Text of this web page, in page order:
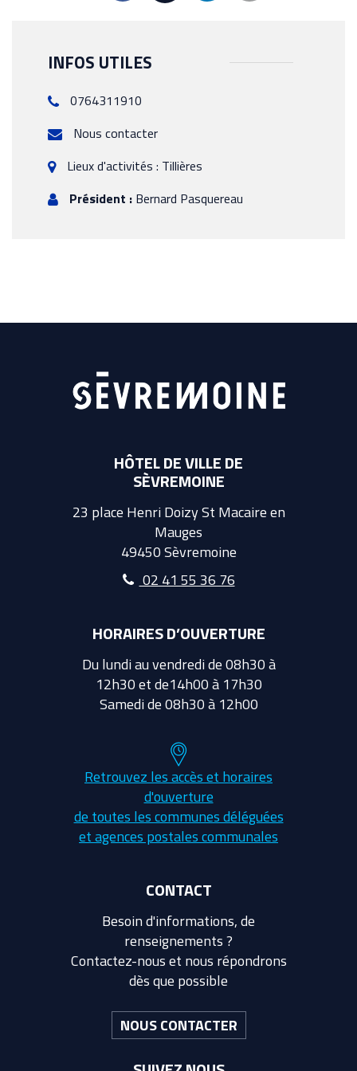
INFOS UTILES
0764311910
Nous contacter
Lieux d'activités : Tillières
Président : Bernard Pasquereau
HÔTEL DE VILLE DE
SÈVREMOINE
23 place Henri Doizy St Macaire en
Mauges
49450 Sèvremoine
02 41 55 36 76
HORAIRES D’OUVERTURE
Du lundi au vendredi de 08h30 à
12h30 et de14h00 à 17h30
Samedi de 08h30 à 12h00
Retrouvez les accès et horaires
d'ouverture
de toutes les communes déléguées
et agences postales communales
CONTACT
Besoin d'informations, de
renseignements ?
Contactez-nous et nous répondrons
dès que possible
NOUS CONTACTER